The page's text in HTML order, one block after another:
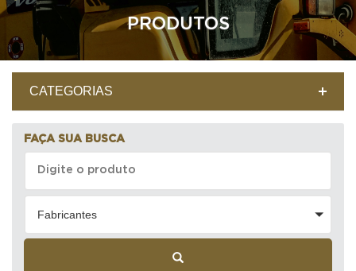
PRODUTOS
CATEGORIAS
FAÇA SUA BUSCA
Fabricantes